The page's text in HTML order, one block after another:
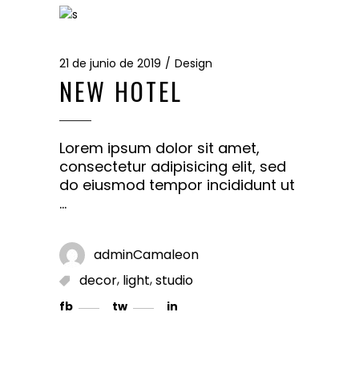
21 de junio de 2019 Design
NEW HOTEL
Lorem ipsum dolor sit amet,
consectetur adipisicing elit, sed
do eiusmod tempor incididunt ut
adminCamaleon
decor, light,studio
fb tw in